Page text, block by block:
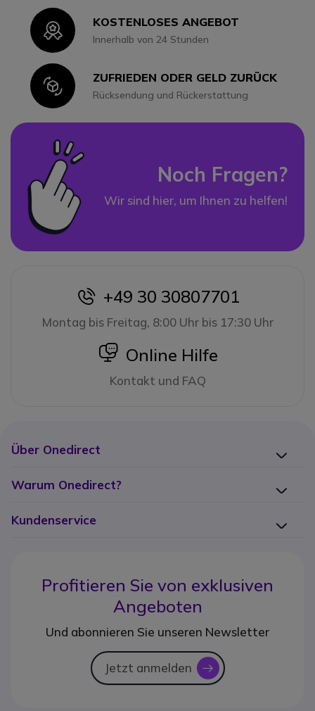
IconKOSTENLOSES ANGEBOT
Innerhalb von 24 Stunden
IconZUFRIEDEN ODER GELD ZURÜCK
Rücksendung und Rückerstattung
Noch Fragen?
Wir sind hier, um Ihnen zu helfen!
icon
+49 30 30807701
Montag bis Freitag, 8:00 Uhr bis 17:30 Uhr
icon
Online Hilfe
Kontakt und FAQ
Über Onedirect
Warum Onedirect?
Kundenservice
Profitieren Sie von exklusiven
Angeboten
Und abonnieren Sie unseren Newsletter
Jetzt anmelden icon